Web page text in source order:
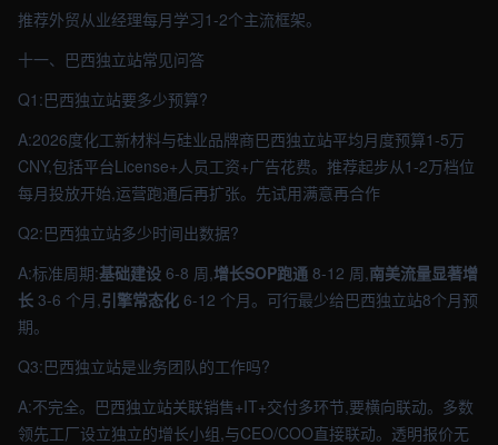
推荐外贸从业经理每月学习1-2个主流框架。
十一、巴西独立站常见问答
Q1:巴西独立站要多少预算?
A:2026度化工新材料与硅业品牌商巴西独立站平均月度预算1-5万
CNY,包括平台License+人员工资+广告花费。推荐起步从1-2万档位
每月投放开始,运营跑通后再扩张。先试用满意再合作
Q2:巴西独立站多少时间出数据?
A:标准周期:基础建设 6-8 周,增长SOP跑通 8-12 周,南美流量显著增
长 3-6 个月,引擎常态化 6-12 个月。可行最少给巴西独立站8个月预
期。
Q3:巴西独立站是业务团队的工作吗?
A:不完全。巴西独立站关联销售+IT+交付多环节,要横向联动。多数
领先工厂设立独立的增长小组,与CEO/COO直接联动。透明报价无